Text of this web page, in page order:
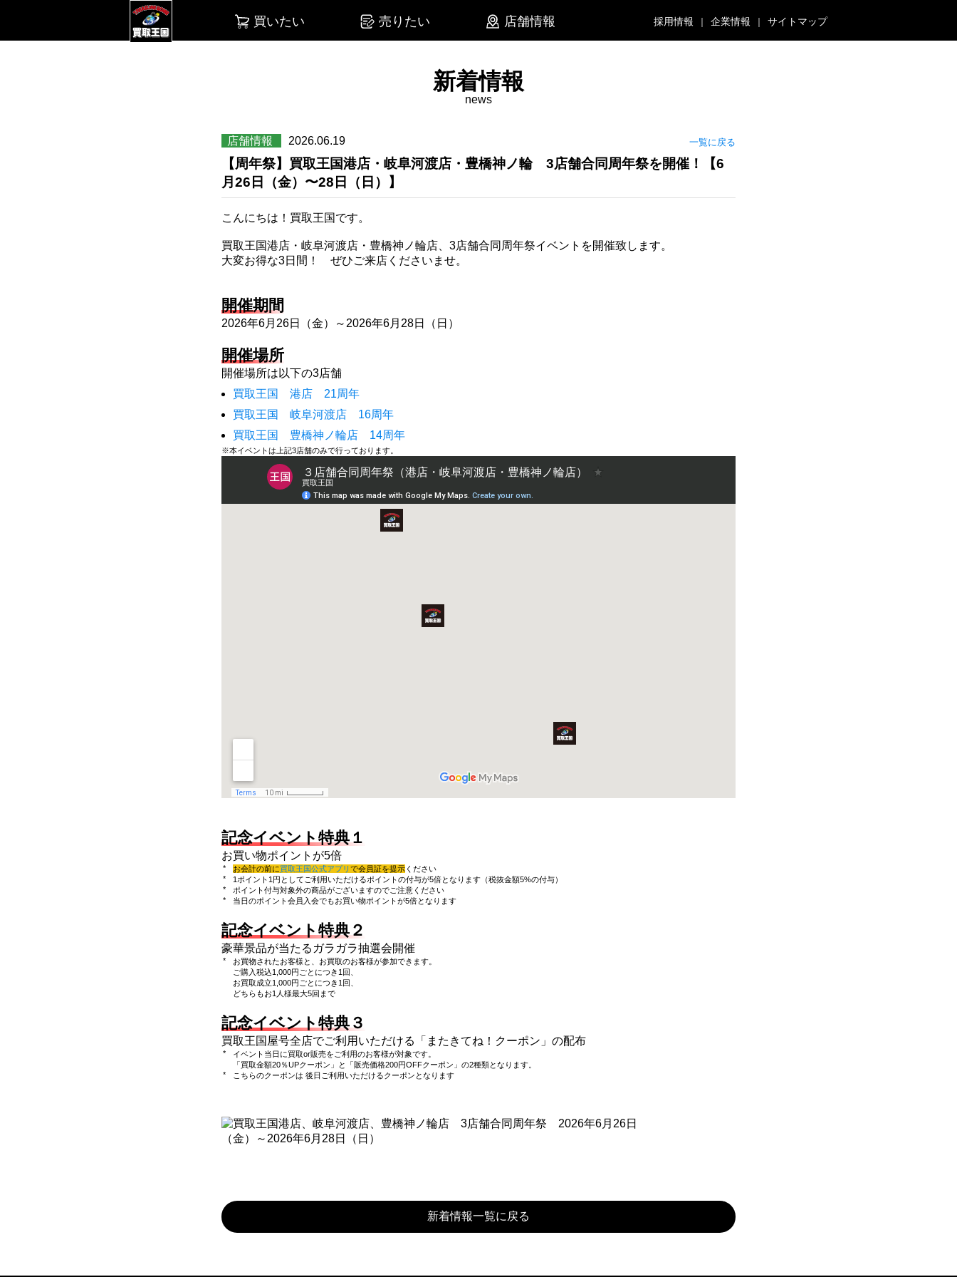
買いたい 売りたい 店舗情報 採用情報 企業情報 サイトマップ
新着情報
news
店舗情報 2026.06.19 一覧に戻る
【周年祭】買取王国港店・岐阜河渡店・豊橋神ノ輪 3店舗合同周年祭を開催！【6
月26日（金）〜28日（日）】
こんにちは！買取王国です。
買取王国港店・岐阜河渡店・豊橋神ノ輪店、3店舗合同周年祭イベントを開催致します。
大変お得な3日間！ ぜひご来店くださいませ。
開催期間
2026年6月26日（金）～2026年6月28日（日）
開催場所
開催場所は以下の3店舗
買取王国 港店 21周年
買取王国 岐阜河渡店 16周年
買取王国 豊橋神ノ輪店 14周年
※本イベントは上記3店舗のみで行っております。
記念イベント特典１
お買い物ポイントが5倍
お会計の前に買取王国公式アプリ で会員証を提示 ください
1ポイント1円としてご利用いただけるポイントの付与が5倍となります（税抜金額5%の付与）
ポイント付与対象外の商品がございますのでご注意ください
当日のポイント会員入会でもお買い物ポイントが5倍となります
記念イベント特典２
豪華景品が当たるガラガラ抽選会開催
お買物されたお客様と、お買取のお客様が参加できます。
ご購入税込1,000円ごとにつき1回、
お買取成立1,000円ごとにつき1回、
どちらもお1人様最大5回まで
記念イベント特典３
買取王国屋号全店でご利用いただける「またきてね！クーポン」の配布
イベント当日に買取or販売をご利用のお客様が対象です。
「買取金額20％UPクーポン」と「販売価格200円OFFクーポン」の2種類となります。
こちらのクーポンは 後日ご利用いただけるクーポンとなります
新着情報一覧に戻る